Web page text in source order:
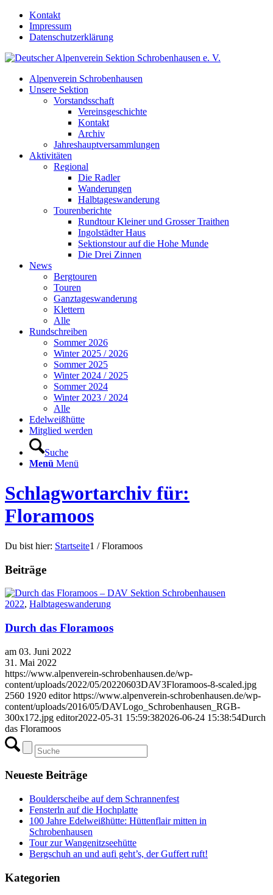
Kontakt
Impressum
Datenschutzerklärung
Alpenverein Schrobenhausen
Unsere Sektion
Vorstandsschaft
Vereinsgeschichte
Kontakt
Archiv
Jahreshauptversammlungen
Aktivitäten
Regional
Die Radler
Wanderungen
Halbtageswanderung
Tourenberichte
Rundtour Kleiner und Grosser Traithen
Ingolstädter Haus
Sektionstour auf die Hohe Munde
Die Drei Zinnen
News
Bergtouren
Touren
Ganztageswanderung
Klettern
Alle
Rundschreiben
Sommer 2026
Winter 2025 / 2026
Sommer 2025
Winter 2024 / 2025
Sommer 2024
Winter 2023 / 2024
Alle
Edelweißhütte
Mitglied werden
Suche
Menü Menü
Schlagwortarchiv für:
Floramoos
Du bist hier: Startseite1 / Floramoos
Beiträge
2022, Halbtageswanderung
Durch das Floramoos
am 03. Juni 2022
31. Mai 2022
https://www.alpenverein-schrobenhausen.de/wp-
content/uploads/2022/05/20220603DAV3Floramoos-8-scaled.jpg
2560 1920 editor https://www.alpenverein-schrobenhausen.de/wp-
content/uploads/2016/05/DAVLogo_Schrobenhausen_RGB-
300x172.jpg editor2022-05-31 15:59:382026-06-24 15:38:54Durch
das Floramoos
Neueste Beiträge
Boulderscheibe auf dem Schrannenfest
Fensterln auf die Hochplatte
100 Jahre Edelweißhütte: Hüttenflair mitten in
Schrobenhausen
Tour zur Wangenitzseehütte
Bergschuh an und aufi geht’s, der Guffert ruft!
Kategorien